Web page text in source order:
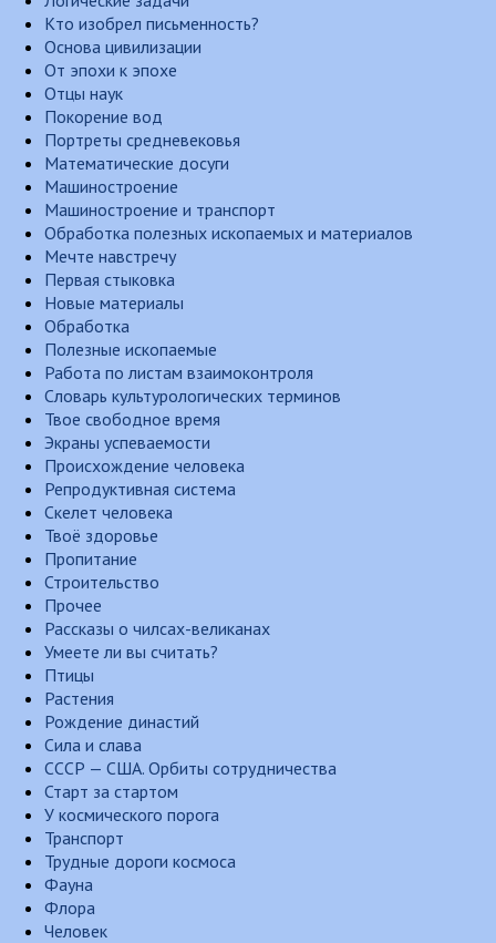
Кто изобрел письменность?
Основа цивилизации
От эпохи к эпохе
Отцы наук
Покорение вод
Портреты средневековья
Математические досуги
Машиностроение
Машиностроение и транспорт
Обработка полезных ископаемых и материалов
Мечте навстречу
Первая стыковка
Новые материалы
Обработка
Полезные ископаемые
Работа по листам взаимоконтроля
Словарь культурологических терминов
Твое свободное время
Экраны успеваемости
Происхождение человека
Репродуктивная система
Скелет человека
Твоё здоровье
Пропитание
Строительство
Прочее
Рассказы о чилсах-великанах
Умеете ли вы считать?
Птицы
Растения
Рождение династий
Сила и слава
СССР — США. Орбиты сотрудничества
Старт за стартом
У космического порога
Транспорт
Трудные дороги космоса
Фауна
Флора
Человек